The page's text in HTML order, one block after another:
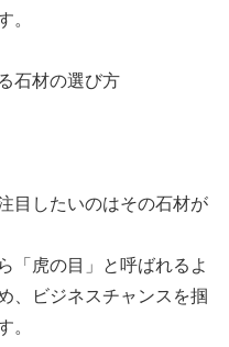
。
石材の選び方
目したいのはその石材が
「虎の目」と呼ばれるよ
、ビジネスチャンスを掴
。